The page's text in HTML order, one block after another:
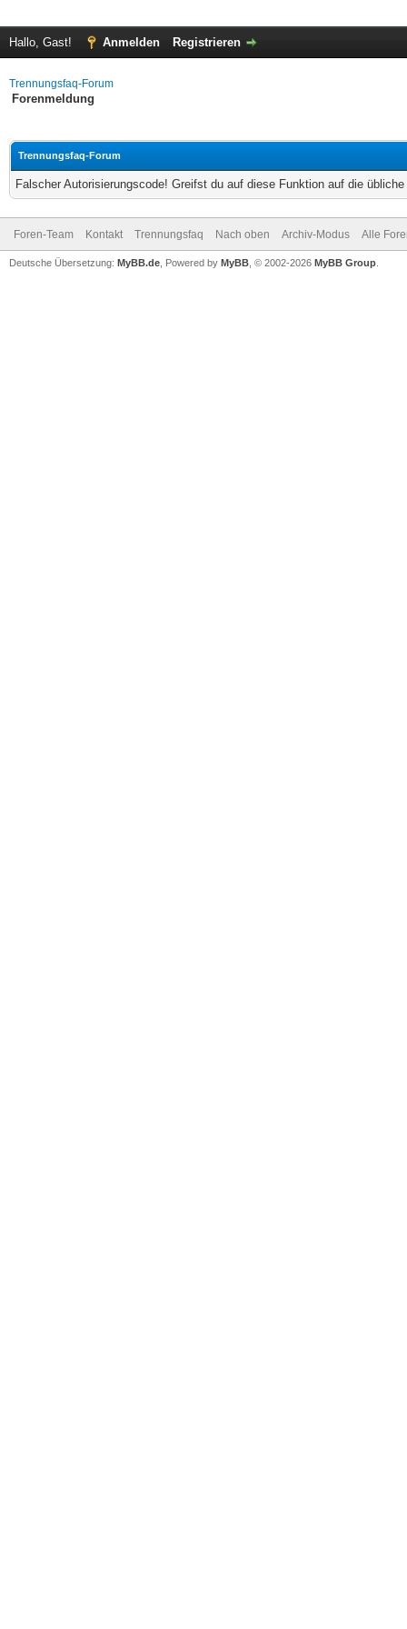
Hallo, Gast! Anmelden Registrieren
Trennungsfaq-Forum
Forenmeldung
Trennungsfaq-Forum
Falscher Autorisierungscode! Greifst du auf diese Funktion auf die
Foren-Team Kontakt Trennungsfaq Nach oben Archiv-Modus Alle
Deutsche Übersetzung: MyBB.de , Powered by MyBB , © 2002-2026 MyBB Group